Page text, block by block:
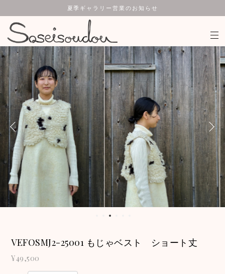
夏季ギャラリー営業のお知らせ
VEFOSMJ2-25001 もじゃベスト ショート丈
¥49,500